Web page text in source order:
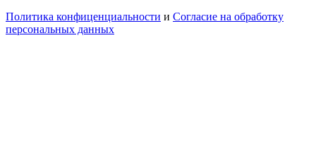
Политика конфиценциальности и Согласие на обработку
персональных данных